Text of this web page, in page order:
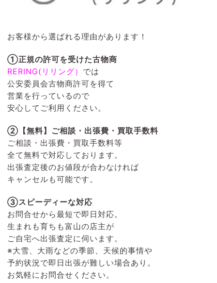
お客様から選ばれる理由があります！
①正規の許可を受けた古物商
RERING(リリング） では
公安委員会古物商許可を得て
営業を行っているので
安心してご利用ください。
②【無料】ご相談・出張費・買取手数料
ご相談・出張費・買取手数料等
全て無料で対応しております。
出張査定後のお値段が合わなければ
キャンセルも可能です。
③スピーディーな対応
お問合せから最短で即日対応。
生まれも育ちも富山の店主が
ご自宅へ出張査定に伺います。
※大雪、大雨などの季節、天候的事情や
予約状況で即日出張が難しい場合あり。
お気軽にお問合せください。